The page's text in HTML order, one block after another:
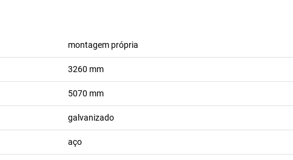
montagem própria
3260 mm
5070 mm
galvanizado
aço